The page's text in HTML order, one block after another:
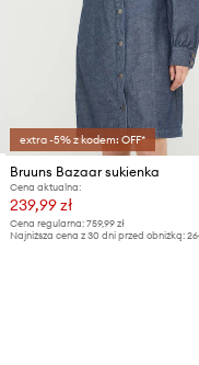
extra -5% z kodem: OFF*
Bruuns Bazaar sukienka
Cena aktualna:
239,99 zł
Cena regularna:759,99 zł
Najniższa cena z 30 dni przed obniżką: